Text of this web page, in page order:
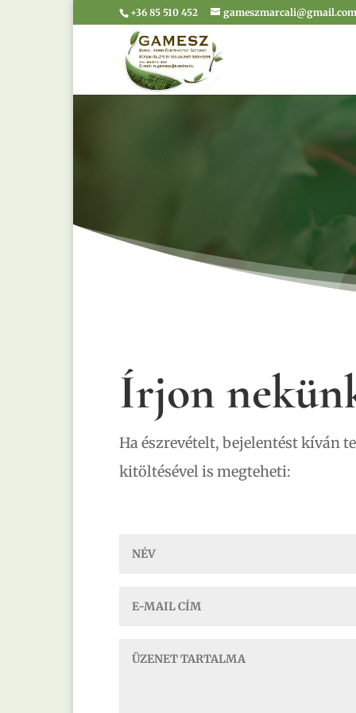
+36 85 510 452 gameszmarcali@gmail.com
Írjon
Ha észrevételt, bejelentést kíván
kitöltésével is megteheti: